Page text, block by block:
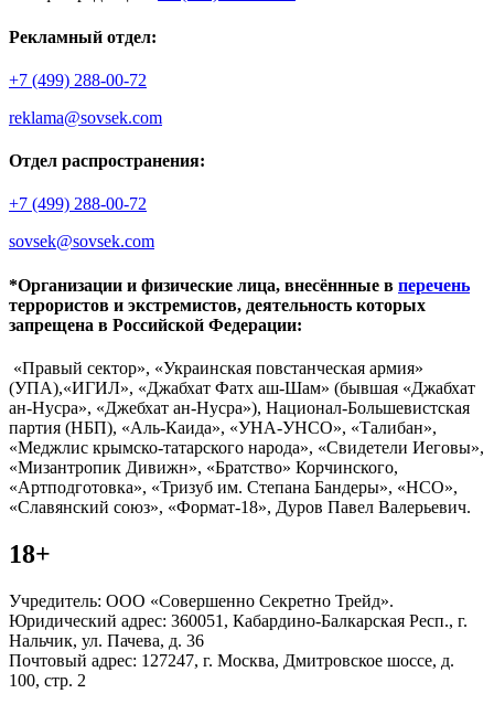
Рекламный отдел:
+7 (499) 288-00-72
reklama@sovsek.com
Отдел распространения:
+7 (499) 288-00-72
sovsek@sovsek.com
*Организации и физические лица, внесённные в перечень
террористов и экстремистов, деятельность которых
запрещена в Российской Федерации:
«Правый сектор», «Украинская повстанческая армия»
(УПА),«ИГИЛ», «Джабхат Фатх аш-Шам» (бывшая «Джабхат
ан-Нусра», «Джебхат ан-Нусра»), Национал-Большевистская
партия (НБП), «Аль-Каида», «УНА-УНСО», «Талибан»,
«Меджлис крымско-татарского народа», «Свидетели Иеговы»,
«Мизантропик Дивижн», «Братство» Корчинского,
«Артподготовка», «Тризуб им. Степана Бандеры», «НСО»,
«Славянский союз», «Формат-18», Дуров Павел Валерьевич.
18+
Учредитель: ООО «Совершенно Секретно Трейд».
Юридический адрес: 360051, Кабардино-Балкарская Респ., г.
Нальчик, ул. Пачева, д. 36
Почтовый адрес: 127247, г. Москва, Дмитровское шоссе, д.
100, стр. 2